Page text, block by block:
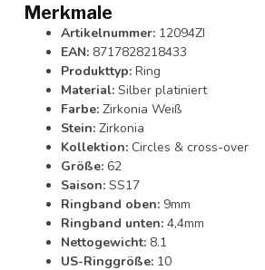
Merkmale
Artikelnummer: 12094ZI
EAN: 8717828218433
Produkttyp: Ring
Material: Silber platiniert
Farbe: Zirkonia Weiß
Stein: Zirkonia
Kollektion: Circles & cross-over
Größe: 62
Saison: SS17
Ringband oben: 9mm
Ringband unten: 4,4mm
Nettogewicht: 8.1
US-Ringgröße: 10